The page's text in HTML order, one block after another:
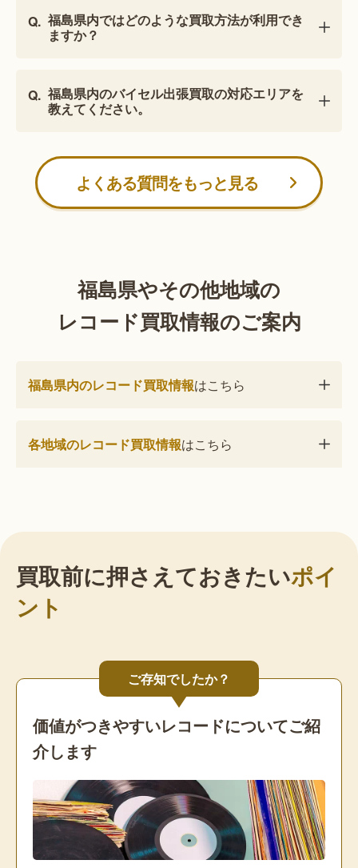
福島県内ではどのような買取方法が利用でき
ますか？
福島県内のバイセル出張買取の対応エリアを
教えてください。
よくある質問をもっと見る
福島県やその他地域の
レコード買取情報のご案内
福島県内のレコード買取情報はこちら
各地域のレコード買取情報はこちら
買取前に押さえておきたいポイ
ント
ご存知でしたか？
価値がつきやすいレコードについてご紹
介します